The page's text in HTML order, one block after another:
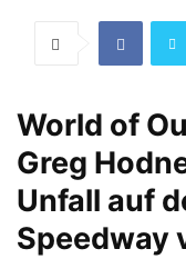
World of
Greg
Unfall auf
Speedway